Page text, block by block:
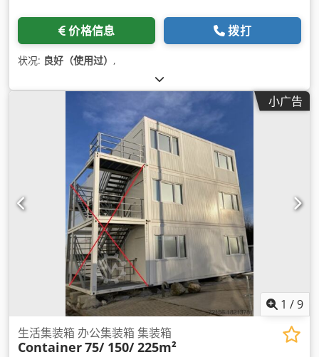
价格信息 拨打
状况: 良好（使用过） ,
小广告
1 /9
生活集装箱 办公集装箱 集装箱
Container75/ 150/ 225m²